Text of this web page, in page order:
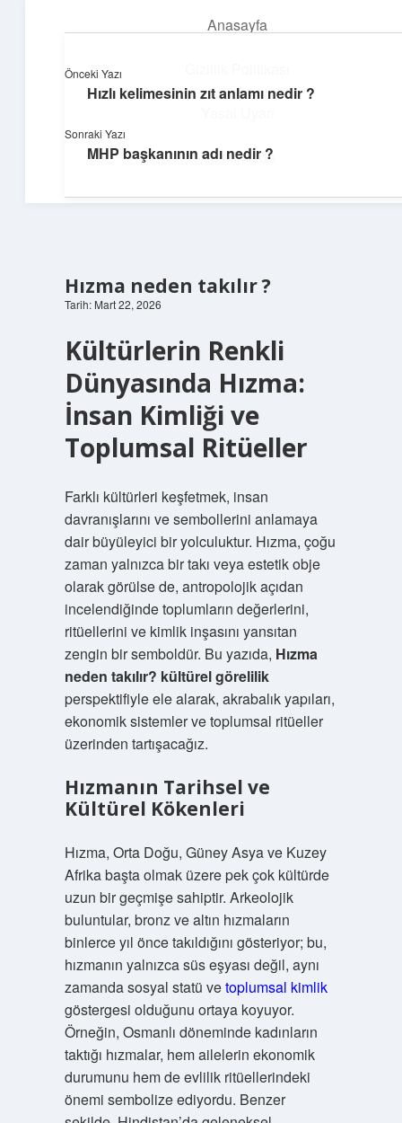
Anasayfa
Hakkımızda
Günlük yaşamdan küçük notlar ve kısa bilgiler.
Hızma neden takılır ?
Tarih: Mart 22, 2026
Kültürlerin Renkli
Dünyasında Hızma:
İnsan Kimliği ve
Toplumsal Ritüeller
Farklı kültürleri keşfetmek, insan
davranışlarını ve sembollerini anlamaya
dair büyüleyici bir yolculuktur. Hızma, çoğu
zaman yalnızca bir takı veya estetik obje
olarak görülse de, antropolojik açıdan
incelendiğinde toplumların değerlerini,
ritüellerini ve kimlik inşasını yansıtan
zengin bir semboldür. Bu yazıda, Hızma
neden takılır? kültürel görelilik
perspektifiyle ele alarak, akrabalık yapıları,
ekonomik sistemler ve toplumsal ritüeller
üzerinden tartışacağız.
Hızmanın Tarihsel ve
Kültürel Kökenleri
Hızma, Orta Doğu, Güney Asya ve Kuzey
Afrika başta olmak üzere pek çok kültürde
uzun bir geçmişe sahiptir. Arkeolojik
buluntular, bronz ve altın hızmaların
binlerce yıl önce takıldığını gösteriyor; bu,
hızmanın yalnızca süs eşyası değil, aynı
zamanda sosyal statü vetoplumsal kimlik
göstergesi olduğunu ortaya koyuyor.
Örneğin, Osmanlı döneminde kadınların
taktığı hızmalar, hem ailelerin ekonomik
durumunu hem de evlilik ritüellerindeki
önemi sembolize ediyordu. Benzer
Önceki Yazı
Hızlı kelimesinin zıt anlamı nedir ?
Sonraki Yazı
MHP başkanının adı nedir ?